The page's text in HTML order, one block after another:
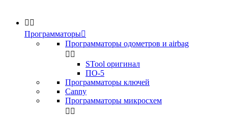
 
Программаторы
Программаторы одометров и airbag
 
STool оригинал
ПО-5
Программаторы ключей
Canny
Программаторы микросхем
 